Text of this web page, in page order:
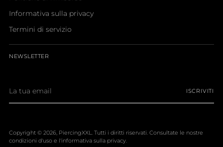
Informativa sulla privacy
Termini di servizio
NEWSLETTER
tua
email
ISCRIVITI
Copyright © 2026, PiercingXXL. Tutti i diritti riservati. Consultate le nostre
condizioni d'uso e l'informativa sulla privacy.